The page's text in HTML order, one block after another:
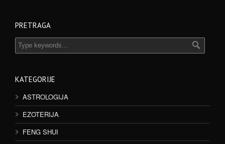
PRETRAGA
KATEGORIJE
ASTROLOGIJA
EZOTERIJA
FENG SHUI